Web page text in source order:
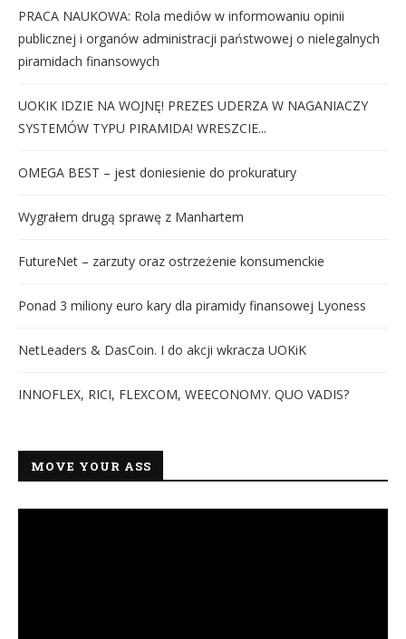
PRACA NAUKOWA: Rola mediów w informowaniu opinii
publicznej i organów administracji państwowej o nielegalnych
piramidach finansowych
UOKIK IDZIE NA WOJNĘ! PREZES UDERZA W NAGANIACZY
SYSTEMÓW TYPU PIRAMIDA! WRESZCIE...
OMEGA BEST – jest doniesienie do prokuratury
Wygrałem drugą sprawę z Manhartem
FutureNet – zarzuty oraz ostrzeżenie konsumenckie
Ponad 3 miliony euro kary dla piramidy finansowej Lyoness
NetLeaders & DasCoin. I do akcji wkracza UOKiK
INNOFLEX, RICI, FLEXCOM, WEECONOMY. QUO VADIS?
MOVE YOUR ASS